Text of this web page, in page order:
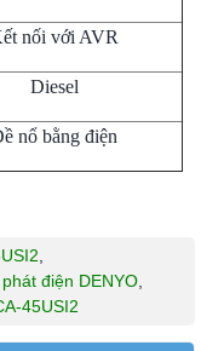
nối với AVR
Diesel
nổ bằng điện
,
điện DENYO,
45USI2